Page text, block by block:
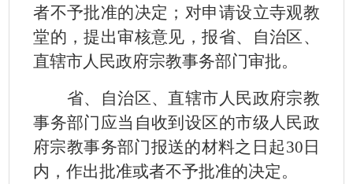
者不予批准的决定；对申请设立寺观教
堂的，提出审核意见，报省、自治区、
直辖市人民政府宗教事务部门审批。
省、自治区、直辖市人民政府宗教
事务部门应当自收到设区的市级人民政
府宗教事务部门报送的材料之日起30 日
内，作出批准或者不予批准的决定。